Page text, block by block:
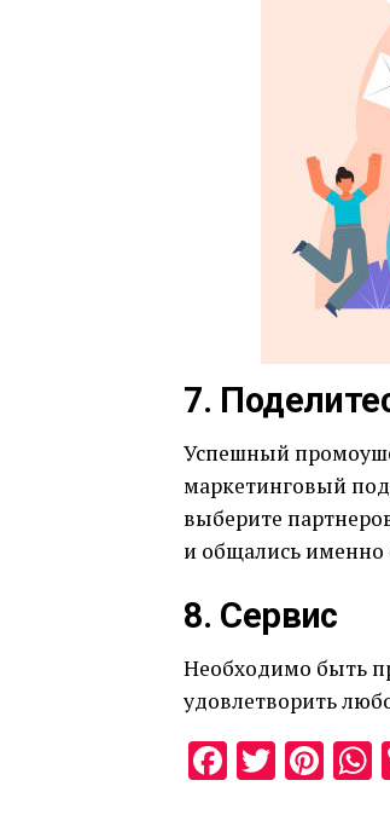
7.
Успешный
маркетинговый
выберите
и общались именно
8. Сервис
Необходимо быть
удовлетворить
Facebook